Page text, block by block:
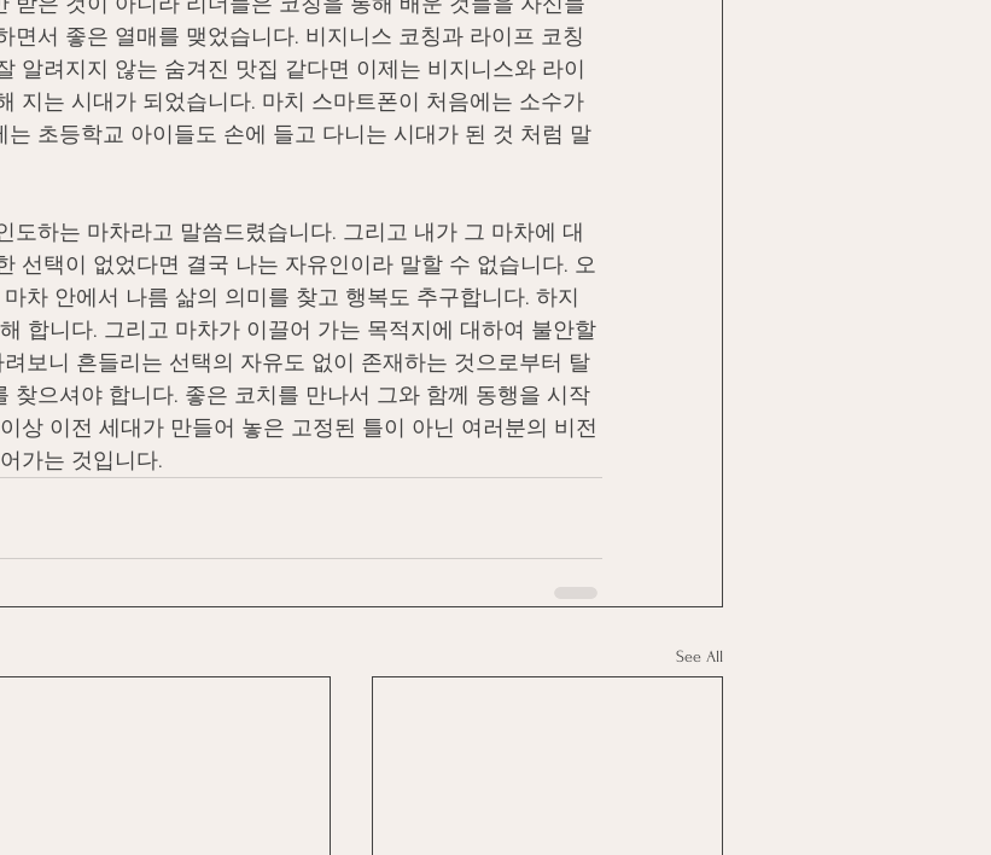
받은 것이 아니라 리더들은 코칭을 통해 배운 것들을 자신들
면서 좋은 열매를 맺었습니다. 비지니스 코칭과 라이프 코칭
알려지지 않는 숨겨진 맛집 같다면 이제는 비지니스와 라이
지는 시대가 되었습니다. 마치 스마트폰이 처음에는 소수가
초등학교 아이들도 손에 들고 다니는 시대가 된 것 처럼 말
도하는 마차라고 말씀드렸습니다. 그리고 내가 그 마차에 대
선택이 없었다면 결국 나는 자유인이라 말할 수 없습니다. 오
차 안에서 나름 삶의 의미를 찾고 행복도 추구합니다. 하지
합니다. 그리고 마차가 이끌어 가는 목적지에 대하여 불안할
보니 흔들리는 선택의 자유도 없이 존재하는 것으로부터 탈
찾으셔야 합니다. 좋은 코치를 만나서 그와 함께 동행을 시작
상 이전 세대가 만들어 놓은 고정된 틀이 아닌 여러분의 비전
가는 것입니다.
See All